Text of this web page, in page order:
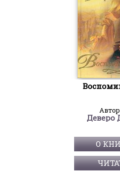
Деверо
О